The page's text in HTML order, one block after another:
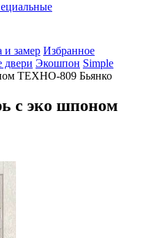
и замер Избранное
Экошпон Simple
ТЕХНО-809 Бьянко
с эко шпоном